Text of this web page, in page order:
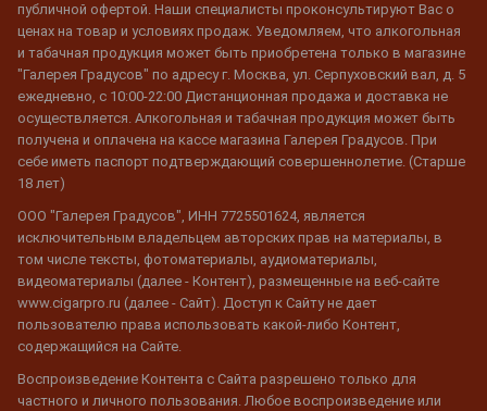
публичной офертой. Наши специалисты проконсультируют Вас о
ценах на товар и условиях продаж. Уведомляем, что алкогольная
и табачная продукция может быть приобретена только в магазине
"Галерея Градусов" по адресу г. Москва, ул. Серпуховский вал, д. 5
ежедневно, с 10:00-22:00 Дистанционная продажа и доставка не
осуществляется. Алкогольная и табачная продукция может быть
получена и оплачена на кассе магазина Галерея Градусов. При
себе иметь паспорт подтверждающий совершеннолетие. (Старше
18 лет)
ООО "Галерея Градусов", ИНН 7725501624, является
исключительным владельцем авторских прав на материалы, в
том числе тексты, фотоматериалы, аудиоматериалы,
видеоматериалы (далее - Контент), размещенные на веб-сайте
www.cigarpro.ru (далее - Сайт). Доступ к Сайту не дает
пользователю права использовать какой-либо Контент,
содержащийся на Сайте.
Воспроизведение Контента с Сайта разрешено только для
частного и личного пользования. Любое воспроизведение или